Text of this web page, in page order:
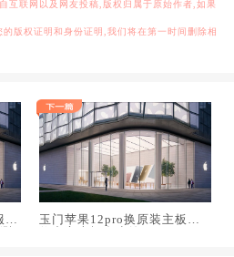
互联网以及网友投稿,版权归属于原始作者,如果
版权证明和身份证明,我们将在第一时间删除相
务
玉门苹果12pro换原装主板维